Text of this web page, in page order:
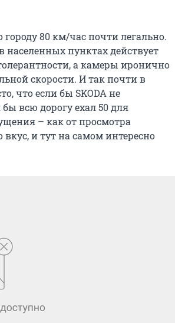
80 км/час почти легально.
населенных пунктах действует
а камеры иронично
скорости. И так почти в
что если бы SKODA не
всю дорогу ехал 50 для
– как от просмотра
вкус, и тут на самом интересно